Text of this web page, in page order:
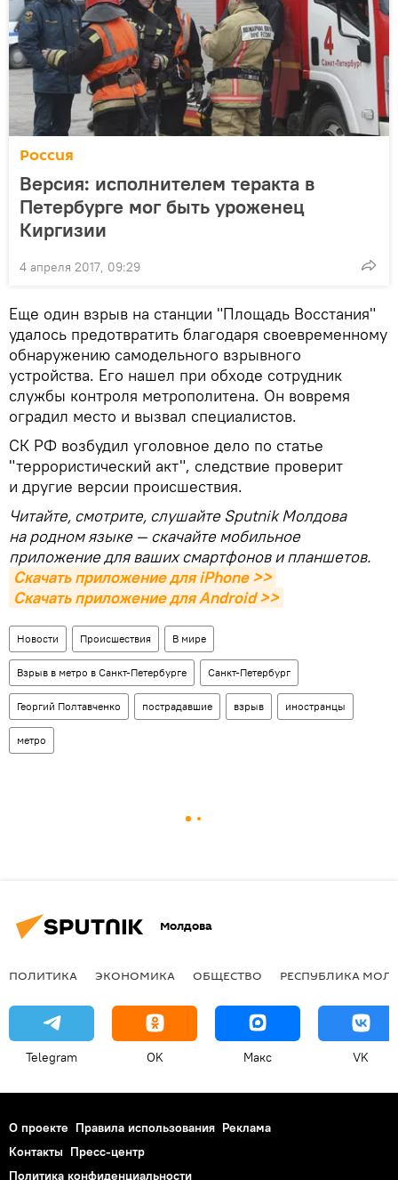
Россия
Версия: исполнителем теракта в
Петербурге мог быть уроженец
Киргизии
4 апреля 2017, 09:29
Еще один взрыв на станции "Площадь Восстания"
удалось предотвратить благодаря своевременному
обнаружению самодельного взрывного
устройства. Его нашел при обходе сотрудник
службы контроля метрополитена. Он вовремя
оградил место и вызвал специалистов.
СК РФ возбудил уголовное дело по статье
"террористический акт", следствие проверит
и другие версии происшествия.
Читайте, смотрите, слушайте Sputnik Молдова
на родном языке — скачайте мобильное
приложение для ваших смартфонов и планшетов.
Скачать приложение для iPhone >>
Скачать приложение для Android >>
Новости Происшествия В мире
Взрыв в метро в Санкт-Петербурге Санкт-Петербург
Георгий Полтавченко пострадавшие взрыв иностранцы
метро
Молдова
ПОЛИТИКА ЭКОНОМИКА ОБЩЕСТВО РЕСПУБЛИКА
Telegram OK Макс VK
О проекте Правила использования Реклама
Контакты Пресс-центр
Политика конфиденциальности